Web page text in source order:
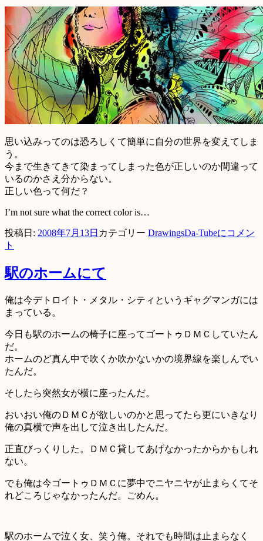
思い込みってのは恐ろしくて簡単に自分の世界を変えてしま
う。
今まで生きてきて染まってしまった色が正しいのか間違って
いるのかさえ分からない。
正しい色って何だ？
I’m not sure what the correct color is…
投稿日: 2008年7月13日 カテゴリー DrawingsDa-Tubeに コメン
ト
駅のホームにて
俺は今デトロイト・メタル・シティというギャグマンガには
まっている。
今日も駅のホームの椅子に座ってゴートゥＤＭＣしていたん
だ。
ホームのど真ん中で吹くか吹かないかの境界線を楽しんでい
たんだ。
そしたら突然女が横に座ったんだ。
おいおい俺のＤＭＣが欲しいのかと思ってたら更にいきなり
俺の真横で声を出して泣き出したんだ。
正直びっくりした。ＤＭＣ貸してあげなかったからかもしれ
ない。
でも俺は今ゴートゥＤＭＣに夢中でニヤニヤが止まらくてそ
れどころじゃなかったんだ。ごめん。
駅のホームで泣く女、笑う俺。それでも時間は止まらなく